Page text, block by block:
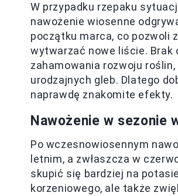
W przypadku rzepaku
nawożenie wiosenne
początku marca, co pozwoli
wytwarzać nowe liście. Brak
zahamowania rozwoju
urodzajnych gleb. Dlatego
naprawdę znakomite efekty.
Nawożenie w sezonie
Po wczesnowiosennym
letnim, a zwłaszcza w
skupić się bardziej na
korzeniowego, ale także